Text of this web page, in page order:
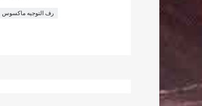
رف التوجيه ماكسوس